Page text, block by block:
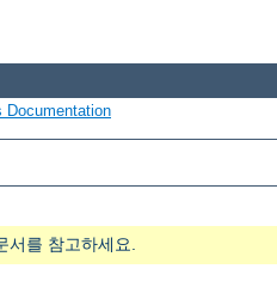
Documentation
서를 참고하세요.